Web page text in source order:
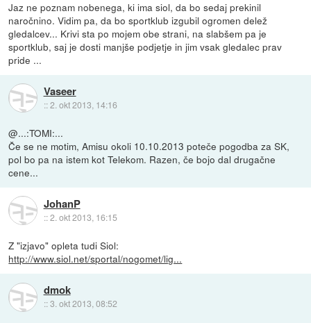
Jaz ne poznam nobenega, ki ima siol, da bo sedaj prekinil
naročnino. Vidim pa, da bo sportklub izgubil ogromen delež
gledalcev... Krivi sta po mojem obe strani, na slabšem pa je
sportklub, saj je dosti manjše podjetje in jim vsak gledalec prav
pride ...
Vaseer
::2. okt 2013, 14:16
@...:TOMI:...
Če se ne motim, Amisu okoli 10.10.2013 poteče pogodba za SK,
pol bo pa na istem kot Telekom. Razen, če bojo dal drugačne
cene...
JohanP
::2. okt 2013, 16:15
Z "izjavo" opleta tudi Siol:
http://www.siol.net/sportal/nogomet/lig...
dmok
::3. okt 2013, 08:52